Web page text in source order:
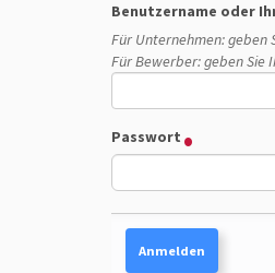
s
i
n
h
i
e
Benutzername oder
Für Unternehmen: geben
Für Bewerber: geben Sie
Passwort